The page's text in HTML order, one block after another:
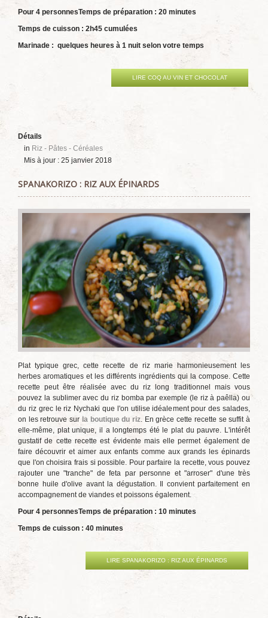
Pour 4 personnesTemps de préparation : 20 minutes
Temps de cuisson : 2h45 cumulées
Marinade : quelques heures à 1 nuit selon votre temps
LIRE COQ AU VIN ET CHOCOLAT
Détails
in Riz - Pâtes - Céréales
Mis à jour : 25 janvier 2018
SPANAKORIZO : RIZ AUX ÉPINARDS
Plat typique grec, cette recette de riz marie harmonieusement les
herbes aromatiques et les différents ingrédients qui la compose. Cette
recette peut être réalisée avec du riz long traditionnel mais vous
pouvez la sublimer avec du riz bomba par exemple (le riz à paêlla) ou
du riz grec le riz Nychaki que l'on utilise idéalement pour des salades,
on les retrouve sur la boutique du riz. En grèce cette recette se suffit à
elle-même, plat unique, il a longtemps été le plat du pauvre. L'intérêt
gustatif de cette recette est évidente mais elle permet également de
faire découvrir et aimer aux enfants comme aux grands les épinards
que l'on choisira frais si possible. Pour parfaire la recette, vous pouvez
rajouter une "tranche" de feta par personne et "arroser" d'une très
bonne huile d'olive avant la dégustation. Il convient parfaitement en
accompagnement de viandes et poissons également.
Pour 4 personnesTemps de préparation : 10 minutes
Temps de cuisson : 40 minutes
LIRE SPANAKORIZO : RIZ AUX ÉPINARDS